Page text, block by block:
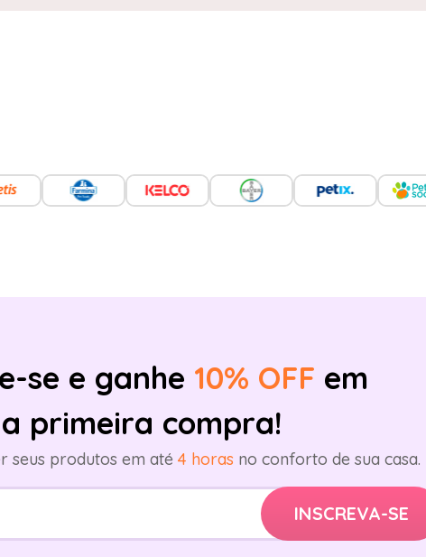
se e ganhe 10% OFF em
primeira compra!
seus produtos em até 4 horas no conforto de sua casa.